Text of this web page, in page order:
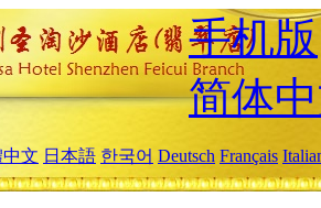
手机版
简体
文 日本語 한국어 Deutsch Français